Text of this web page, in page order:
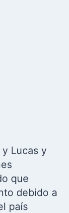
Lucas y
que
debido a
país